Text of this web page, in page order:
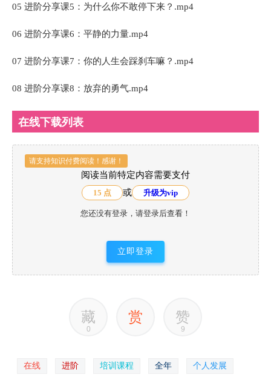
05 进阶分享课5：为什么你不敢停下来？.mp4
06 进阶分享课6：平静的力量.mp4
07 进阶分享课7：你的人生会踩刹车嘛？.mp4
08 进阶分享课8：放弃的勇气.mp4
在线下载列表
请支持知识付费阅读！感谢！
阅读当前特定内容需要支付
15 点 或 升级为vip
您还没有登录，请登录后查看！
立即登录
藏
0
赏 赞
9
在线 进阶 培训课程 全年 个人发展